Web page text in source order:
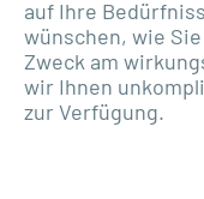
auf Ihre
wünschen, wie
Zweck am
wir Ihnen
zur Verfügung.